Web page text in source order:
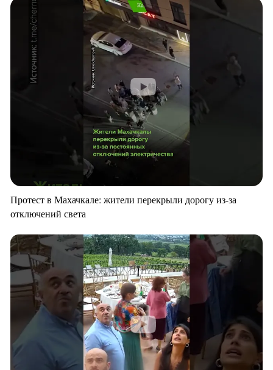
Протест в Махачкале: жители перекрыли дорогу из-за
отключений света